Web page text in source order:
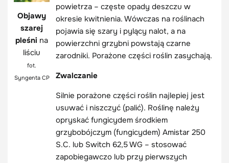
Objawy
szarej
pleśni na
liściu
fot.
Syngenta CP
powietrza – częste opady deszczu w
okresie kwitnienia. Wówczas na roślinach
pojawia się szary i pylący nalot, a na
powierzchni grzybni powstają czarne
zarodniki. Porażone części roślin zasychają.
Zwalczanie
Silnie porażone części roślin najlepiej jest
usuwać i niszczyć (palić). Roślinę należy
opryskać fungicydem środkiem
grzybobójczym (fungicydem) Amistar 250
S.C. lub Switch 62,5 WG – stosować
zapobiegawczo lub przy pierwszych